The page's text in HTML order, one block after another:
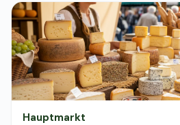
Hauptmarkt